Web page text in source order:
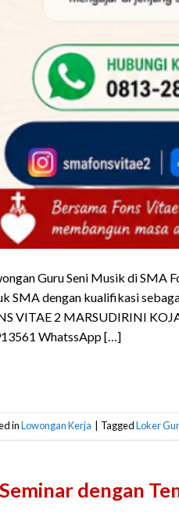
Guru Seni Musik di SMA
SMA dengan kualifikasi
VITAE 2 MARSUDIRINI
WhatssApp […]
inLowongan Kerja TaggedLoker
Seminar dengan